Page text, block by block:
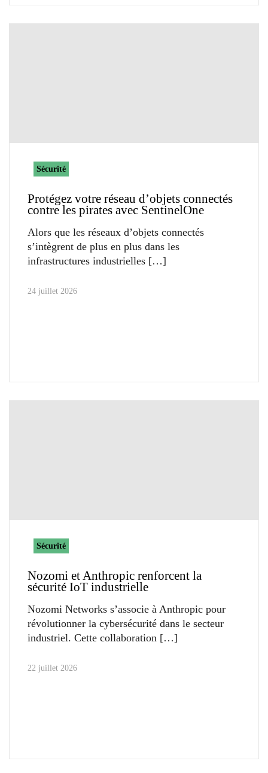
Sécurité
Protégez votre réseau d’objets connectés
contre les pirates avec SentinelOne
Alors que les réseaux d’objets connectés
s’intègrent de plus en plus dans les
infrastructures industrielles
24 juillet 2026
Sécurité
Nozomi et Anthropic renforcent la
sécurité IoT industrielle
Nozomi Networks s’associe à Anthropic pour
révolutionner la cybersécurité dans le secteur
industriel. Cette collaboration
22 juillet 2026